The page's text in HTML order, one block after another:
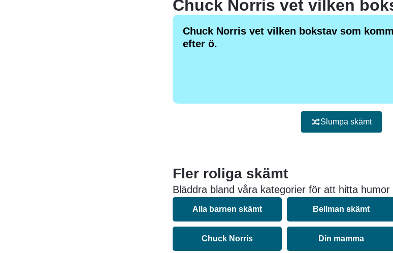
Chuck Norris vet vilken bokstav som
efter ö.
Slumpa skämt
Fler roliga skämt
Bläddra bland våra kategorier för att hitta
Alla barnen skämt Bellman skämt
Chuck Norris Din mamma